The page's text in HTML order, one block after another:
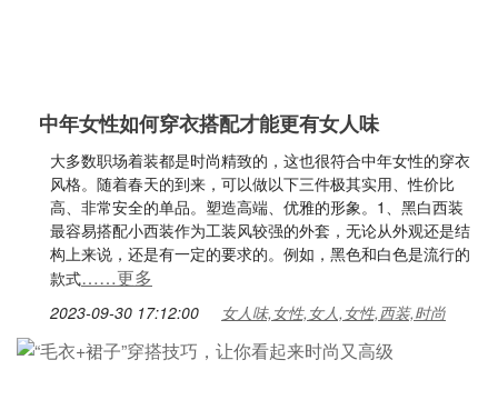
中年女性如何穿衣搭配才能更有女人味
大多数职场着装都是时尚精致的，这也很符合中年女性的穿衣
风格。随着春天的到来，可以做以下三件极其实用、性价比
高、非常安全的单品。塑造高端、优雅的形象。1、黑白西装
最容易搭配小西装作为工装风较强的外套，无论从外观还是结
构上来说，还是有一定的要求的。例如，黑色和白色是流行的
款式……更多
2023-09-30 17:12:00 女人味,女性,女人,女性,西装,时尚